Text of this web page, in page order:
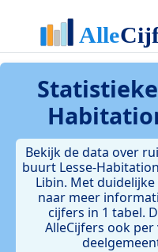
Bekijk de data over
buurt Lesse-
Libin. Met
naar meer
cijfers in 1 tabel.
AlleCijfers ook